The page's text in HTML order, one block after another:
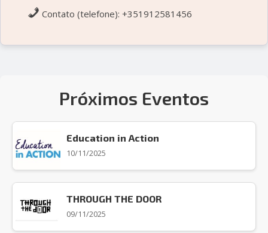
Contato (telefone): +351912581456
Próximos Eventos
Education in Action
10/11/2025
THROUGH THE DOOR
09/11/2025